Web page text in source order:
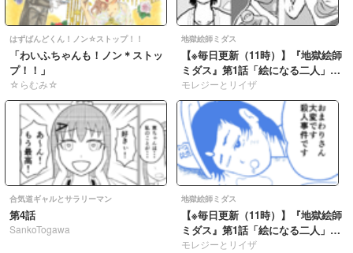
はずばんどくん！ノン☆ストップ！！
「わいふちゃんも！ノン＊ストッ
プ！！」
☆らむみ☆
地獄絵師ミダス
【※毎日更新（11時）】『地獄絵師
ミダス』第1話「絵になる二人」
052
モレジーとリイザ
合気道ギャルとサラリーマン
第4話
SankoTogawa
地獄絵師ミダス
【※毎日更新（11時）】『地獄絵師
ミダス』第1話「絵になる二人」
051
モレジーとリイザ